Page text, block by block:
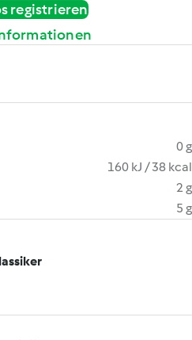
registrieren
0 g
160 kJ / 38 kcal
2 g
5 g